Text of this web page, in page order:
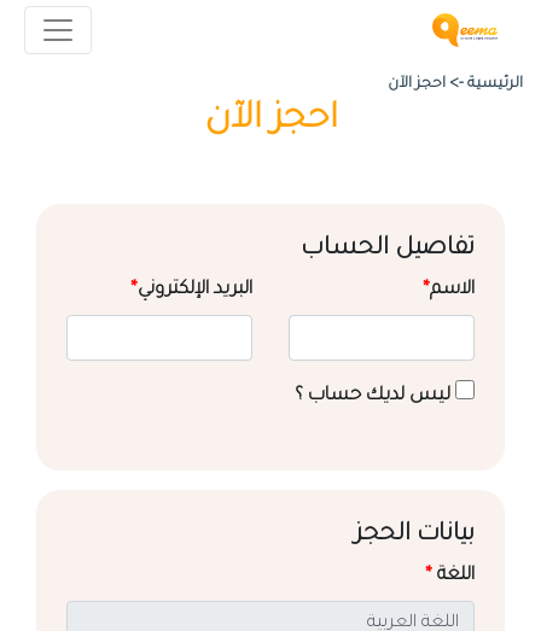
الرئيسية -> احجز الآن
احجز الآن
تفاصيل الحساب
الاسم* البريد الإلكتروني*
ليس لديك حساب ؟
بيانات الحجز
اللغة *